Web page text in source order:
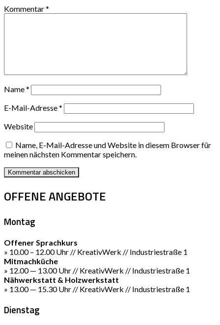
Kommentar*
Name*
E-Mail-Adresse*
Website
Name, E-Mail-Adresse und Website in diesem Browser für
meinen nächsten Kommentar speichern.
OFFENE ANGEBOTE
Montag
Offener Sprachkurs
» 10.00 – 12.00 Uhr // KreativWerk // Industriestraße 1
Mitmachküche
» 12.00 — 13.00 Uhr // KreativWerk // Industriestraße 1
Nähwerkstatt & Holzwerkstatt
» 13.00 — 15.30 Uhr // KreativWerk // Industriestraße 1
Dienstag